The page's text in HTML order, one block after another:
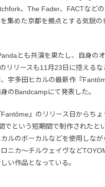
、The Fader、FACTなど
集めた京都を拠点とする気鋭
とも共演を果たし、自身の
リリースも11月23日に控える
宇多田ヒカルの最新作『
のBandcampにて発表した。
』のリリース日からち
でという短期間で制作されたとい
ルのボーカルなどを使用しな
ニカ〜チルウェイヴなど
い作品となっている。